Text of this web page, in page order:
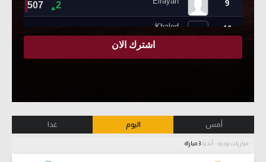
أمس اليوم غدا
مباريات ودية - أندية